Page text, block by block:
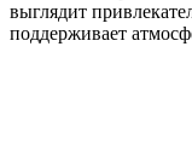
выглядит
поддерживает